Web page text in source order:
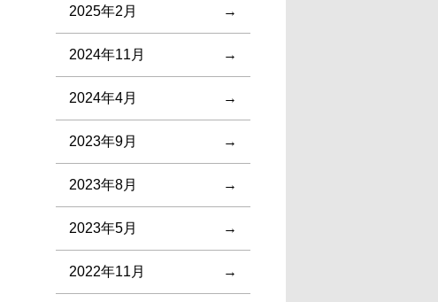
2025年2月
2024年11月
2024年4月
2023年9月
2023年8月
2023年5月
2022年11月